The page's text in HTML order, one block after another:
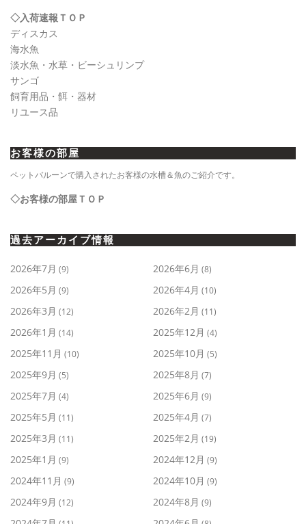
◇入荷速報ＴＯＰ
ディスカス
海水魚
淡水魚・水草・ビーシュリンプ
サンゴ
飼育用品・餌・器材
リユース品
お客様の部屋
ペットバルーンで購入されたお客様の水槽＆魚のご紹介です。
◇お客様の部屋ＴＯＰ
過去アーカイブ情報
2026年7月 (9) 2026年6月 (8)
2026年5月 (9) 2026年4月 (10)
2026年3月 (12) 2026年2月 (11)
2026年1月 (14) 2025年12月 (4)
2025年11月 (10) 2025年10月 (5)
2025年9月 (5) 2025年8月 (7)
2025年7月 (4) 2025年6月 (9)
2025年5月 (11) 2025年4月 (7)
2025年3月 (11) 2025年2月 (19)
2025年1月 (9) 2024年12月 (9)
2024年11月 (9) 2024年10月 (9)
2024年9月 (12) 2024年8月 (9)